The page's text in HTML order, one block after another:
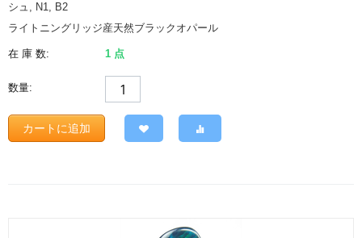
シュ, N1, B2
ライトニングリッジ産天然ブラックオパール
在 庫 数: 1 点
数量:
カートに追加